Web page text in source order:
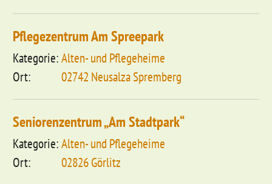
Pflegezentrum Am Spreepark
Alten- und Pflegeheime
02742 Neusalza Spremberg
Seniorenzentrum „Am Stadtpark“
Alten- und Pflegeheime
02826 Görlitz